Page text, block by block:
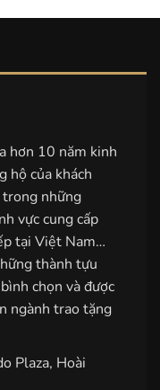
hơn 10 năm kinh
hộ của khách
những
vực cung cấp
tại Việt Nam…
thành tựu
chọn và được
ngành trao tặng
Plaza, Hoài